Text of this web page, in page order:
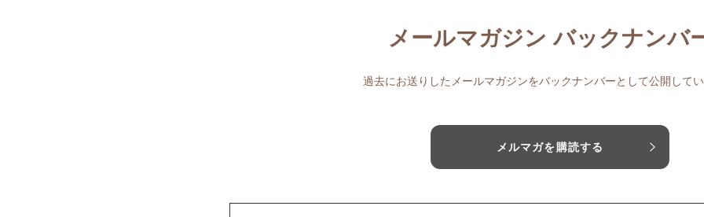
メールマガジン バックナンバ
過去にお送りしたメールマガジンをバックナンバーとして公開して
メルマガを購読する